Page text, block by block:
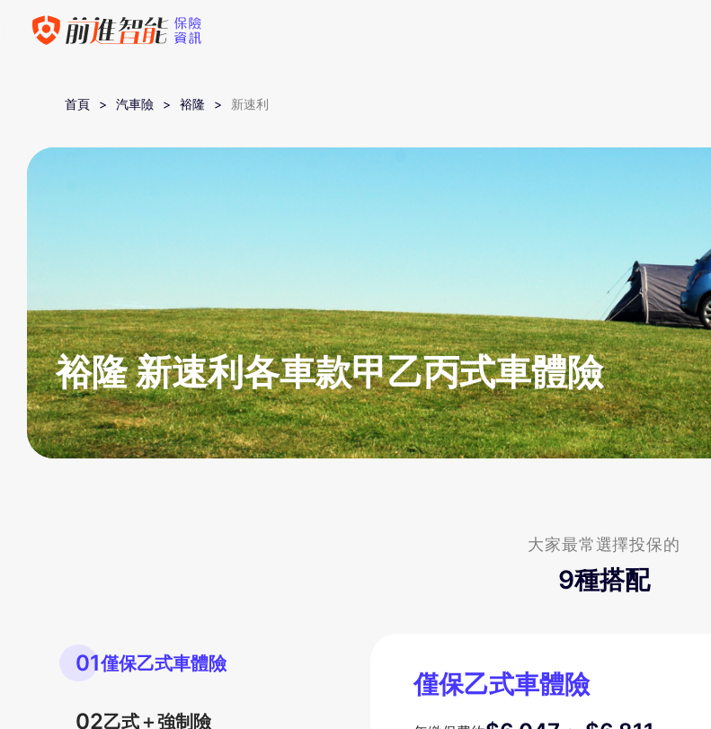
首頁 汽車險 裕隆 新速利
裕隆 新速利各車款甲乙丙式車體險
大家最常選擇投保的
9種搭配
01僅保乙式車體險
02乙式＋強制險
僅保乙式車體險